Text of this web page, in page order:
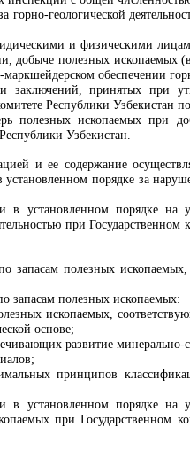
геологической
и физическими
добыче полезных
обеспечении
заключений, принятых при
Республики Узбекистан
полезных ископаемых при
Узбекистан.
и ее содержание
порядке за
в установленном порядке
при
запасам полезных
запасам полезных ископаемых:
ископаемых,
основе;
развитие минерально-
принципов
в установленном порядке
при Государственном